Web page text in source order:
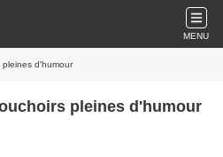
MENU
d'humour
pleines d'humour